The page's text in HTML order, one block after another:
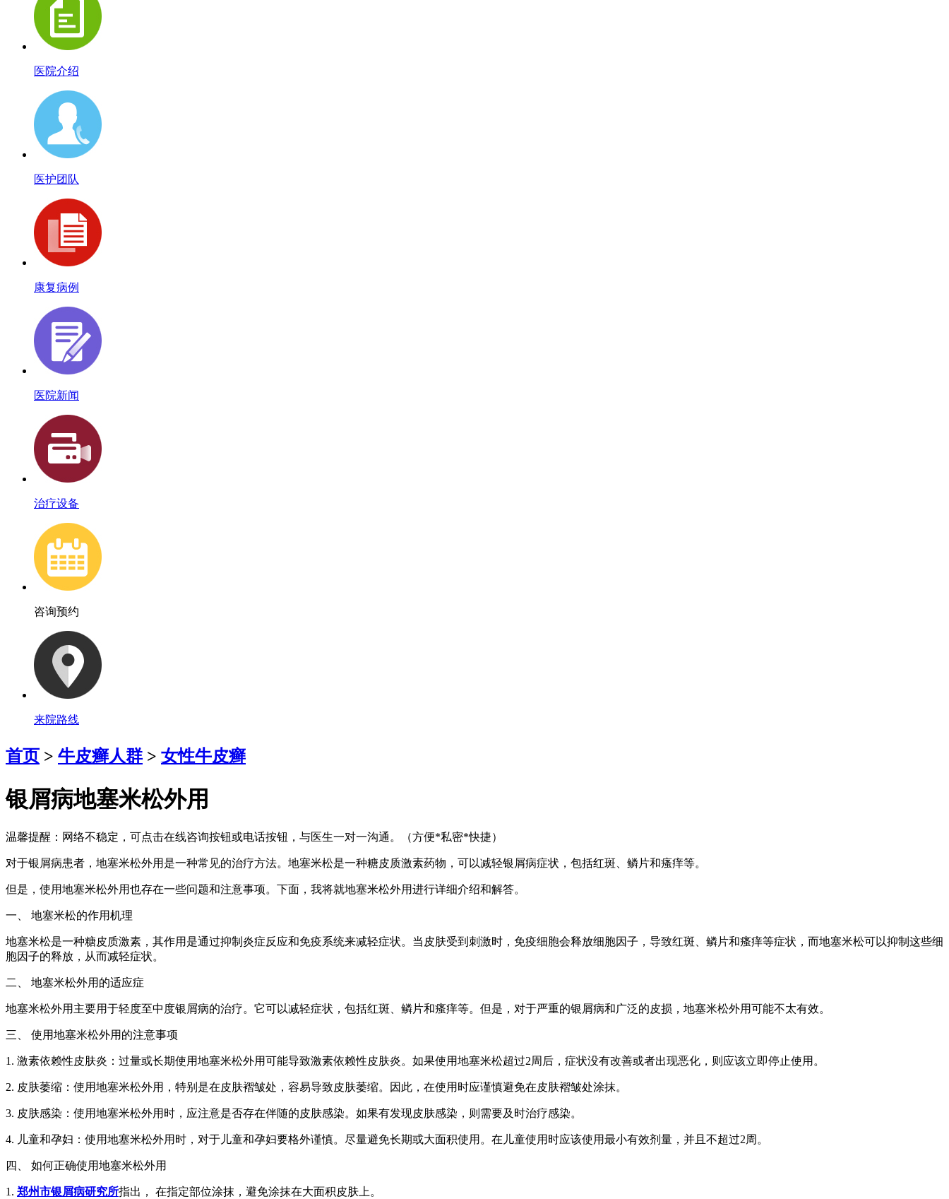
医院介绍
医护团队
康复病例
医院新闻
治疗设备
咨询预约
来院路线
首页 > 牛皮癣人群 > 女性牛皮癣
银屑病地塞米松外用
温馨提醒： 网络不稳定，可点击在线咨询按钮或电话按钮，与医生一对一沟通。（方便*私密*快捷）
对于银屑病患者，地塞米松外用是一种常见的治疗方法。地塞米松是一种糖皮质激素药物，可以减轻银屑病症状，包括红斑、鳞片和瘙痒等。
但是，使用地塞米松外用也存在一些问题和注意事项。下面，我将就地塞米松外用进行详细介绍和解答。
一、 地塞米松的作用机理
地塞米松是一种糖皮质激素，其作用是通过抑制炎症反应和免疫系统来减轻症状。当皮肤受到刺激时，免疫细胞会释放细胞因子，导致红斑、鳞片和瘙痒等症状，而地塞米松可以抑制这些细
胞因子的释放，从而减轻症状。
二、 地塞米松外用的适应症
地塞米松外用主要用于轻度至中度银屑病的治疗。它可以减轻症状，包括红斑、鳞片和瘙痒等。但是，对于严重的银屑病和广泛的皮损，地塞米松外用可能不太有效。
三、 使用地塞米松外用的注意事项
1. 激素依赖性皮肤炎：过量或长期使用地塞米松外用可能导致激素依赖性皮肤炎。如果使用地塞米松超过2周后，症状没有改善或者出现恶化，则应该立即停止使用。
2. 皮肤萎缩：使用地塞米松外用，特别是在皮肤褶皱处，容易导致皮肤萎缩。因此，在使用时应谨慎避免在皮肤褶皱处涂抹。
3. 皮肤感染：使用地塞米松外用时，应注意是否存在伴随的皮肤感染。如果有发现皮肤感染，则需要及时治疗感染。
4. 儿童和孕妇：使用地塞米松外用时，对于儿童和孕妇要格外谨慎。尽量避免长期或大面积使用。在儿童使用时应该使用最小有效剂量，并且不超过2周。
四、 如何正确使用地塞米松外用
1. 郑州市银屑病研究所指出， 在指定部位涂抹，避免涂抹在大面积皮肤上。